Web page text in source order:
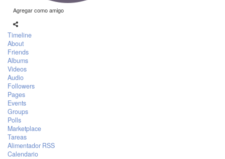
Agregar como amigo
Timeline
About
Friends
Albums
Videos
Audio
Followers
Pages
Events
Groups
Polls
Marketplace
Tareas
Alimentador RSS
Calendario